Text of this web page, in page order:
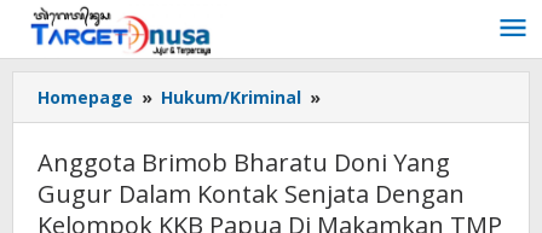
Lewati
konten
Homepage » Hukum/Kriminal »
Brimob
Doni
Yang
Gugur
Anggota Brimob Bharatu Doni Yang
Gugur Dalam Kontak Senjata Dengan
Kelompok KKB Papua Di Makamkan TMP